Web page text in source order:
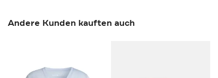
Andere Kunden kauften auch